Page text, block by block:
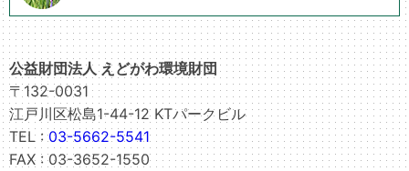
公益財団法人 えどがわ環境財団
〒132-0031
江戸川区松島1-44-12 KTパークビル
TEL :03-5662-5541
FAX : 03-3652-1550